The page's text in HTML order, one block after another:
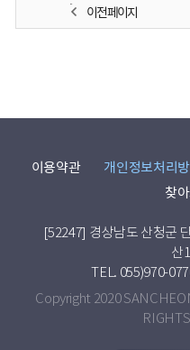
이전 페이지
이용약관 개인정보처리
찾
[52247] 경상남도 산청군
산
TEL. 055)970-
Copyright 2020